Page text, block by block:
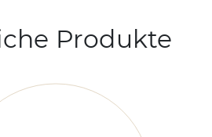
Produkte